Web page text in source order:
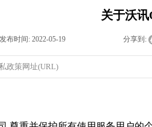
关于沃
发布时间: 2022-05-19 分享到:
政策网址(URL)